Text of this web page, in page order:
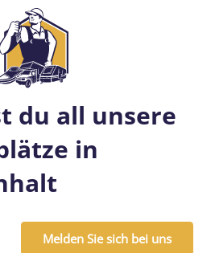
du all unsere
in
Melden Sie sich bei uns